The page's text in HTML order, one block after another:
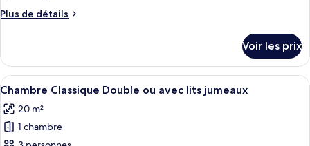
chambre :
Classique
Plus de détails
Plus
le
type
de
Chambre
Simple
Voir les prix
Afficher
toutes
les
photos
Une chambre d’hôtel avec un grand
3
Chambre Classique Double ou avec lits jumeaux
20 m²
1 chambre